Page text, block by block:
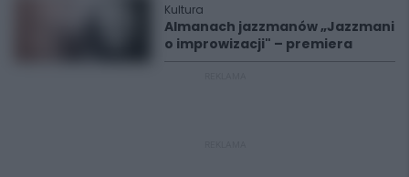
Kultura
Almanach jazzmanów „Jazzmani
o improwizacji" – premiera